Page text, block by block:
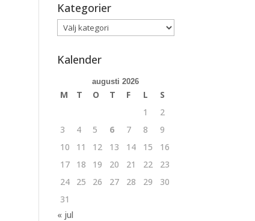
Kategorier
Kategorier
Kalender
augusti 2026
M T O T F L
S
1
2
3
4 5 6 7 8
9
10
11 12 13 14 15
16
17
18 19 20 21 22
23
24
25 26 27 28 29
30
31
« jul